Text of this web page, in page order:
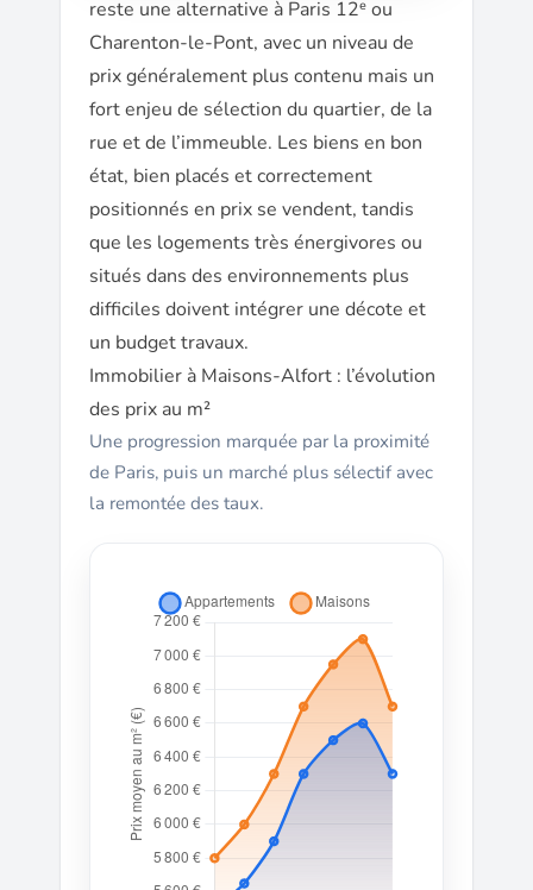
reste une alternative à Paris 12ᵉ ou
Charenton-le-Pont, avec un niveau de
prix généralement plus contenu mais un
fort enjeu de sélection du quartier, de la
rue et de l’immeuble. Les biens en bon
état, bien placés et correctement
positionnés en prix se vendent, tandis
que les logements très énergivores ou
situés dans des environnements plus
difficiles doivent intégrer une décote et
un budget travaux.
Immobilier à Maisons-Alfort : l’évolution
des prix au m²
Une progression marquée par la proximité
de Paris, puis un marché plus sélectif avec
la remontée des taux.